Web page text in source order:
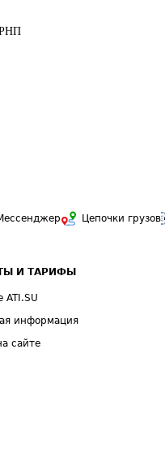
РНП
Цепочки грузов
И ТАРИФЫ
ATI.SU
информация
сайте